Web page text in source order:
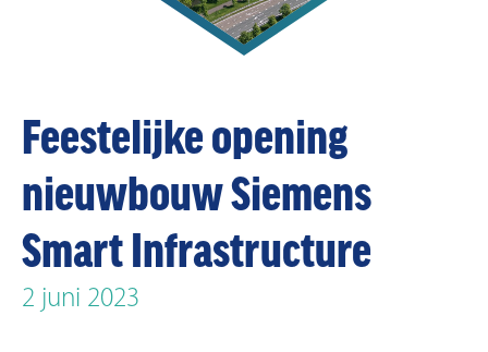
Feestelijke opening
nieuwbouw Siemens
Smart Infrastructure
2 juni 2023